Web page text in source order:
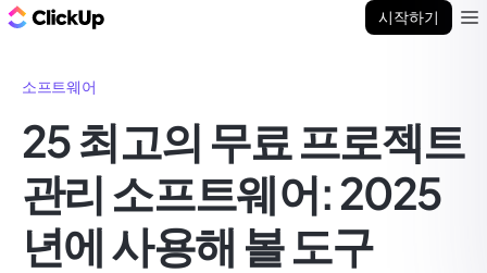
시작하기
소프트웨어
25 최고의 무료 프로젝트
관리 소프트웨어: 2025
년에 사용해 볼 도구